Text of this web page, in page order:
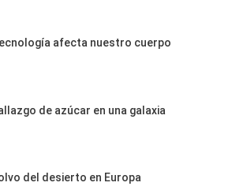
afecta nuestro cuerpo
de azúcar en una galaxia
del desierto en Europa